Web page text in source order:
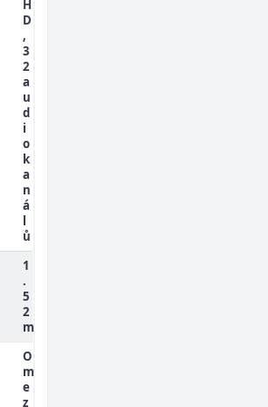
H
D
,
3
2
a
u
d
i
o
k
a
n
á
l
ů
1
.
5
2
m
O
m
e
z